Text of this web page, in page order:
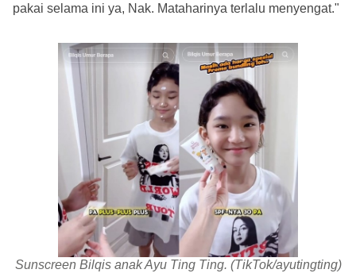
pakai selama ini ya, Nak. Mataharinya terlalu menyengat."
Sunscreen Bilqis anak Ayu Ting Ting. (TikTok/ayutingting)